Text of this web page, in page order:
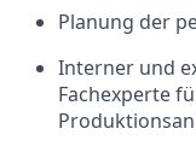
Planung der
Interner und
Fachexperte